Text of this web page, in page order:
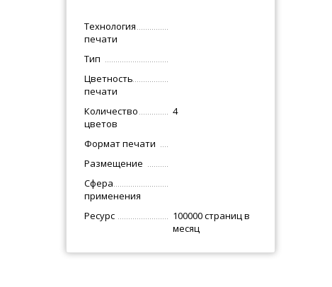
Технология
печати
Тип
Цветность
печати
Количество
цветов
4
Формат печати
Размещение
Сфера
применения
Ресурс
100000 страниц в
месяц